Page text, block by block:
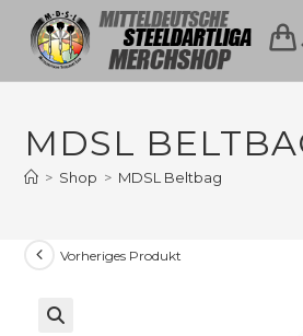
MDSL
> Shop > MDSL Beltbag
Vorheriges Produkt